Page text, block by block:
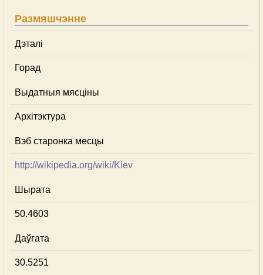
Размяшчэнне
Дэталі
Горад
Выдатныя мясціны
Архітэктура
Вэб старонка месцы
http://wikipedia.org/wiki/Kiev
Шырата
50.4603
Даўгата
30.5251